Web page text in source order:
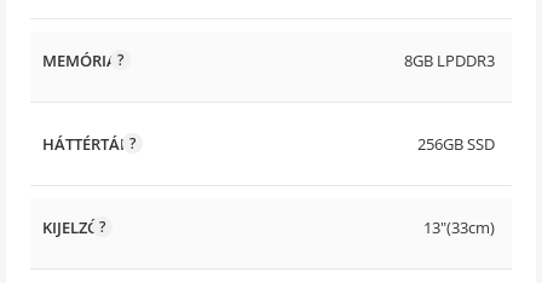
MEMÓRIA 8GB LPDDR3
HÁTTÉRTÁR 256GB SSD
KIJELZŐ 13"(33cm)